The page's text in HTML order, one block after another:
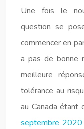
Une fois le
question se
commencer en
a pas de bonne
meilleure
tolérance au
au Canada étant
septembre 2020